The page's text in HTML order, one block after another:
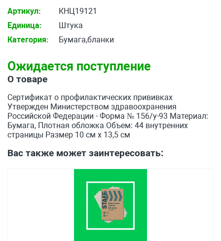
Артикул:
КНЦ19121
Единица:
Штука
Категория:
Бумага,бланки
Ожидается поступление
О товаре
Сертификат о профилактических прививках
Утвержден Министерством здравоохранения
Российской Федерации - Форма № 156/у-93 Материал:
Бумага, Плотная обложка Объем: 44 внутренних
страницы Размер 10 см х 13,5 см
Вас также может заинтересовать: